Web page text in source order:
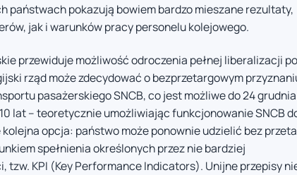
państwach pokazują bowiem bardzo mieszane rezultaty,
jak i warunków pracy personelu kolejowego.
przewiduje możliwość odroczenia pełnej liberalizacji
rząd może zdecydować o bezprzetargowym
pasażerskiego SNCB, co jest możliwe do 24
lat – teoretycznie umożliwiając funkcjonowanie SNCB
opcja: państwo może ponownie udzielić bez
spełnienia określonych przez nie bardziej
KPI (Key Performance Indicators). Unijne przepisy